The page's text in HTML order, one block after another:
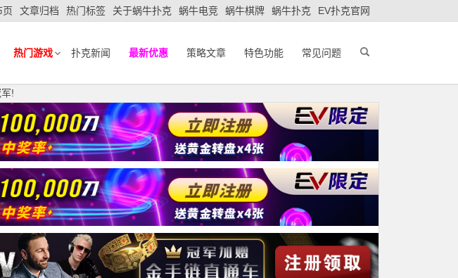
页 文章归档 热门标签 关于蜗牛扑克 蜗牛电竞 蜗牛棋牌 蜗牛扑克 EV扑克官网
热门游戏 扑克新闻 最新优惠 策略文章 特色功能 常见问题
!